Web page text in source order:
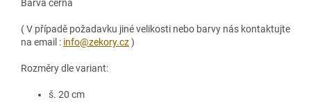
Barva černá
( V případě požadavku jiné velikosti nebo barvy nás kontaktujte
na email : info@zekory.cz)
Rozměry dle variant:
š. 20 cm